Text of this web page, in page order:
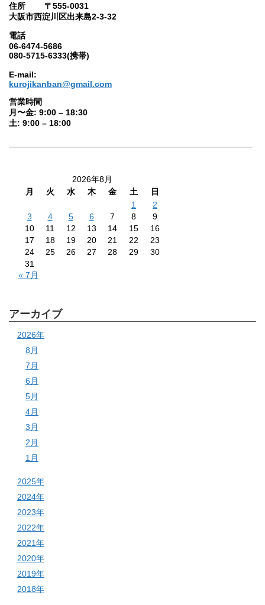
住所 〒555-0031
大阪市西淀川区出来島2-3-32
電話
06-6474-5686
080-5715-6333(携帯)
E-mail:
kurojikanban@gmail.com
営業時間
月〜金: 9:00 – 18:30
土: 9:00 – 18:00
2026年8月
月
火 水 木 金 土
日
1
2
3
4 5 6 7 8
9
10
11 12 13 14 15
16
17
18 19 20 21 22
23
24
25 26 27 28 29
30
31
« 7月
アーカイブ
2026年
8月
7月
6月
5月
4月
3月
2月
1月
2025年
2024年
2023年
2022年
2021年
2020年
2019年
2018年